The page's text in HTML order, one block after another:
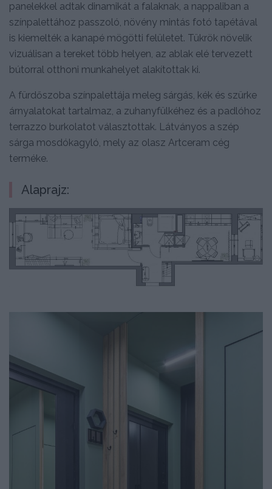
panelekkel adtak dinamikát a falaknak, a nappaliban a
színpalettához passzoló, növény mintás fotó tapétával
is kiemelték a kanapé mögötti felületet. Tükrök növelik
vizuálisan a tereket több helyen, az ablak elé tervezett
bútorral otthoni munkahelyet alakítottak ki.
A fürdőszoba színpalettája meleg sárgás, kék és szürke
árnyalatokat tartalmaz, a zuhanyfülkéhez és a padlóhoz
terrazzo burkolatot választottak. Látványos a szép
sárga mosdókagyló, mely az olasz Artceram cég
terméke.
Alaprajz: